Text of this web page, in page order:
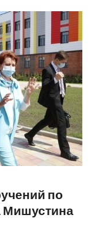
по
Мишустина